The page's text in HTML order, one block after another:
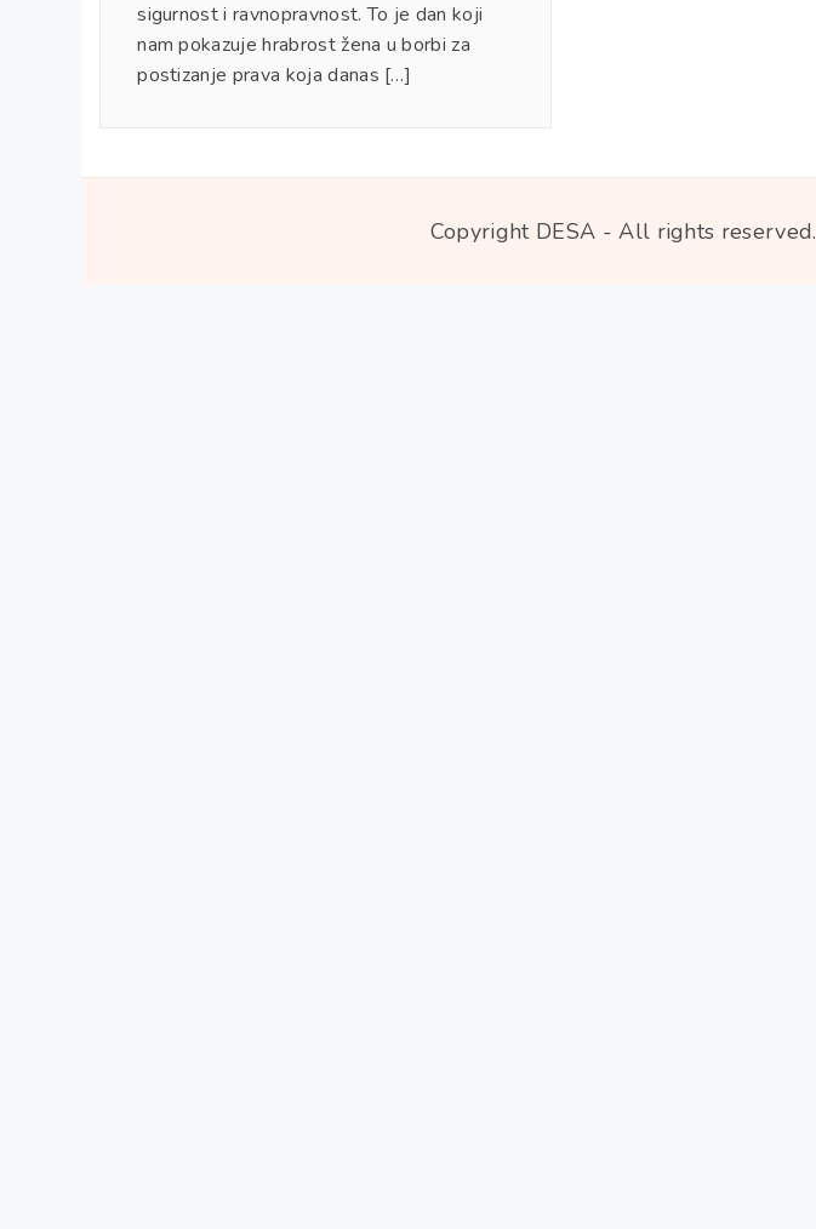
sigurnost i ravnopravnost. To je dan koji
nam pokazuje hrabrost žena u borbi za
postizanje prava koja danas […]
Copyright DESA - All rights reserved.